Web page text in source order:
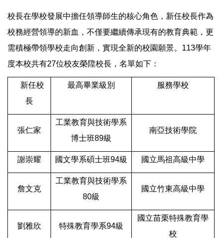
校長在學校發展中擔任領導師生的核心角色，新任校長作為
校務經營領導的新血，不僅要繼續傳承現有的教育典範，更
需積極帶領學校走向創新，實現全新的校園願景。113學年
度本校共有27位校友榮陞校長，名單如下：
新任校
長
最高畢業級別 服務學校
張仁家
工業教育與技術學系
博士班89級
南亞技術學院
謝崇耀 國文學系碩士班94級 國立馬祖高級中學
詹文克
工業教育與技術學系
80級
國立竹東高級中學
劉雅欣 特殊教育學系94級
國立苗栗特殊教育學
校